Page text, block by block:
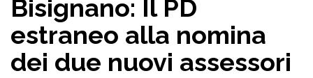
Bisignano: Il PD
estraneo alla nomina
dei due nuovi assessori